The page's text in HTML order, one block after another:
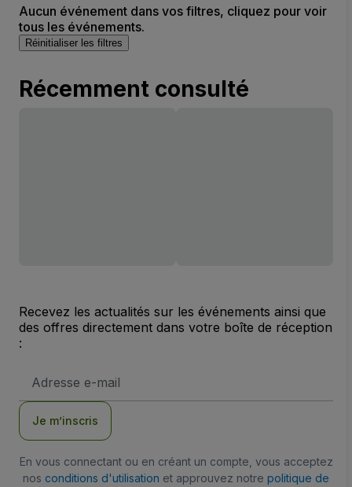
Aucun événement dans vos filtres, cliquez pour voir
tous les événements.
Réinitialiser les filtres
Récemment consulté
Recevez les actualités sur les événements ainsi que
des offres directement dans votre boîte de réception
:
e-
Je m’inscris
En vous connectant ou en créant un compte, vous acceptez
nos conditions d'utilisation et approuvez notre politique de